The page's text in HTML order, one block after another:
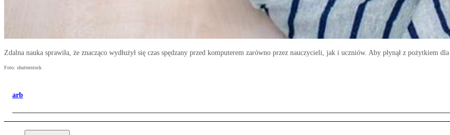
Zdalna nauka sprawiła, że znacząco wydłużył się czas spędzany przed komputerem zarówno przez nauczycieli, jak i uczniów. Aby płynął z pożytkiem
Foto: shutterstock
arb